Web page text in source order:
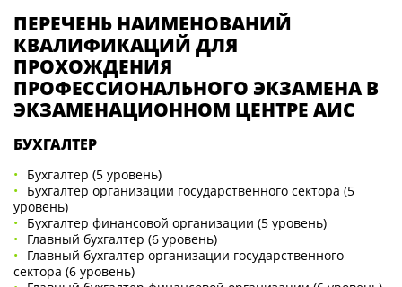
ПЕРЕЧЕНЬ НАИМЕНОВАНИЙ
КВАЛИФИКАЦИЙ ДЛЯ
ПРОХОЖДЕНИЯ
ПРОФЕССИОНАЛЬНОГО ЭКЗАМЕНА В
ЭКЗАМЕНАЦИОННОМ ЦЕНТРЕ АИС
БУХГАЛТЕР
Бухгалтер (5 уровень)
Бухгалтер организации государственного сектора (5
уровень)
Бухгалтер финансовой организации (5 уровень)
Главный бухгалтер (6 уровень)
Главный бухгалтер организации государственного
сектора (6 уровень)